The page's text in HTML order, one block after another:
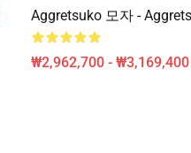
Aggretsuko 모자 -
₩2,962,700 - ₩3,169,400